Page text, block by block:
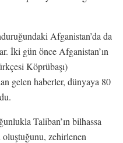
Afganistan’da da
İki gün önce Afganistan’ın
Köprübaşı)
gelen haberler, dünyaya 80
Taliban’ın bilhassa
zehirlenen